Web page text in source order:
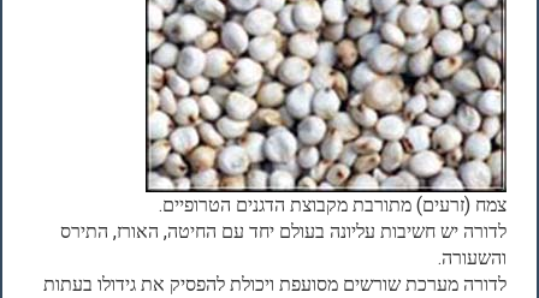
צמח (זרעים) מתורבת מקבוצת הדגנים הטרופיים.
לדורה יש חשיבות עליונה בעולם יחד עם החיטה, האורז, התירס
והשעורה.
לדורה מערכת שורשים מסועפת ויכולת להפסיק את גידולו בעתות